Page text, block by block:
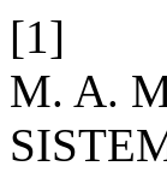
[1]
M. A.